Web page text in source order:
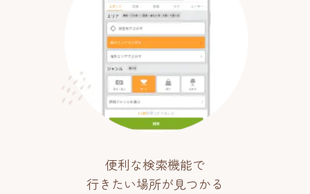
便利な検索機能で
行きたい場所が見つかる